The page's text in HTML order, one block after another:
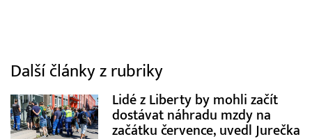
Další články z rubriky
Lidé z Liberty by mohli začít
dostávat náhradu mzdy na
začátku července, uvedl Jurečka